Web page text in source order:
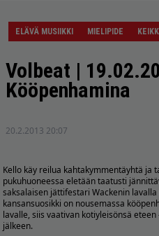
ELÄVÄ MUSIIKKI MIELIPIDE
Volbeat |
Kööpenhamina
20.2.2013 20:07
Kello käy reilua kahtakymmentäyhtä ja
pukuhuoneessa eletään taatusti
saksalaisen jättifestari Wackenin
kansansuosikki on nousemassa
lavalle, siis vaativan kotiyleisönsä
jälkeen.